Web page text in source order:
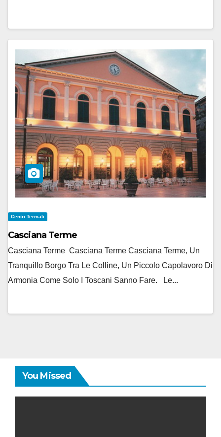
Centri Termali
Casciana Terme
Casciana Terme Casciana Terme Casciana Terme, Un
Tranquillo Borgo Tra Le Colline, Un Piccolo Capolavoro Di
Armonia Come Solo I Toscani Sanno Fare. Le...
You Missed